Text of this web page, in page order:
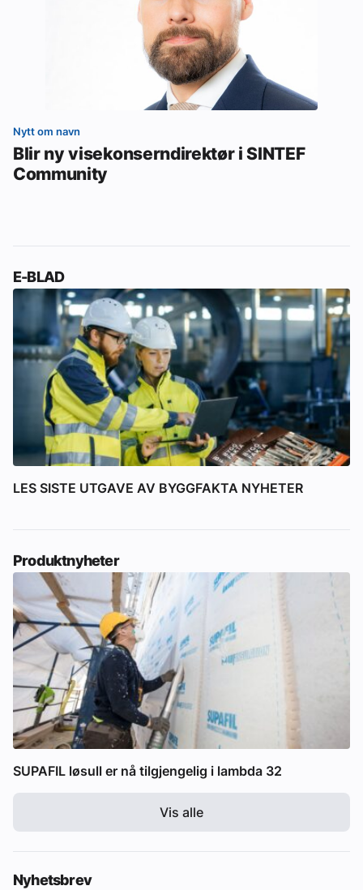
Nytt om navn
Blir ny visekonserndirektør i SINTEF
Community
E-BLAD
LES SISTE UTGAVE AV BYGGFAKTA NYHETER
Produktnyheter
SUPAFIL løsull er nå tilgjengelig i lambda 32
Vis alle
Nyhetsbrev